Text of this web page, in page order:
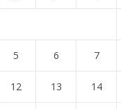
5 6 7
12 13 14